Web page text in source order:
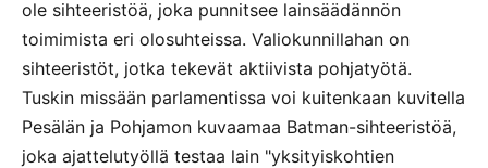
ole sihteeristöä, joka punnitsee lainsäädännön
toimimista eri olosuhteissa. Valiokunnillahan on
sihteeristöt, jotka tekevät aktiivista pohjatyötä.
Tuskin missään parlamentissa voi kuitenkaan kuvitella
Pesälän ja Pohjamon kuvaamaa Batman-sihteeristöä,
joka ajattelutyöllä testaa lain "yksityiskohtien